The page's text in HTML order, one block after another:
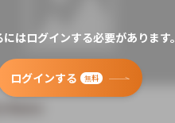
はログインする必要があります。
ログインする 無料